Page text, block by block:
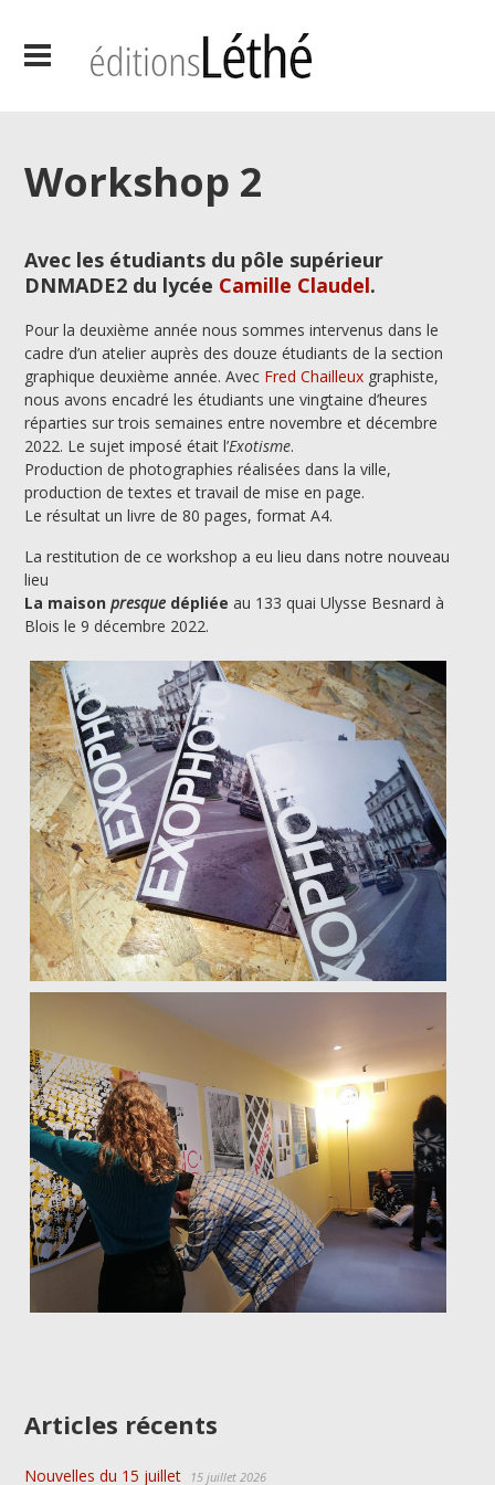
Workshop 2
Avec les étudiants du pôle supérieur
DNMADE2 du lycée Camille Claudel.
Pour la deuxième année nous sommes intervenus dans le
cadre d’un atelier auprès des douze étudiants de la section
graphique deuxième année. Avec Fred Chailleux graphiste,
nous avons encadré les étudiants une vingtaine d’heures
réparties sur trois semaines entre novembre et décembre
2022. Le sujet imposé était l’Exotisme.
Production de photographies réalisées dans la ville,
production de textes et travail de mise en page.
Le résultat un livre de 80 pages, format A4.
La restitution de ce workshop a eu lieu dans notre nouveau
lieu
La maisonpresque dépliée au 133 quai Ulysse Besnard à
Blois le 9 décembre 2022.
Articles récents
Nouvelles du 15 juillet 15 juillet 2026